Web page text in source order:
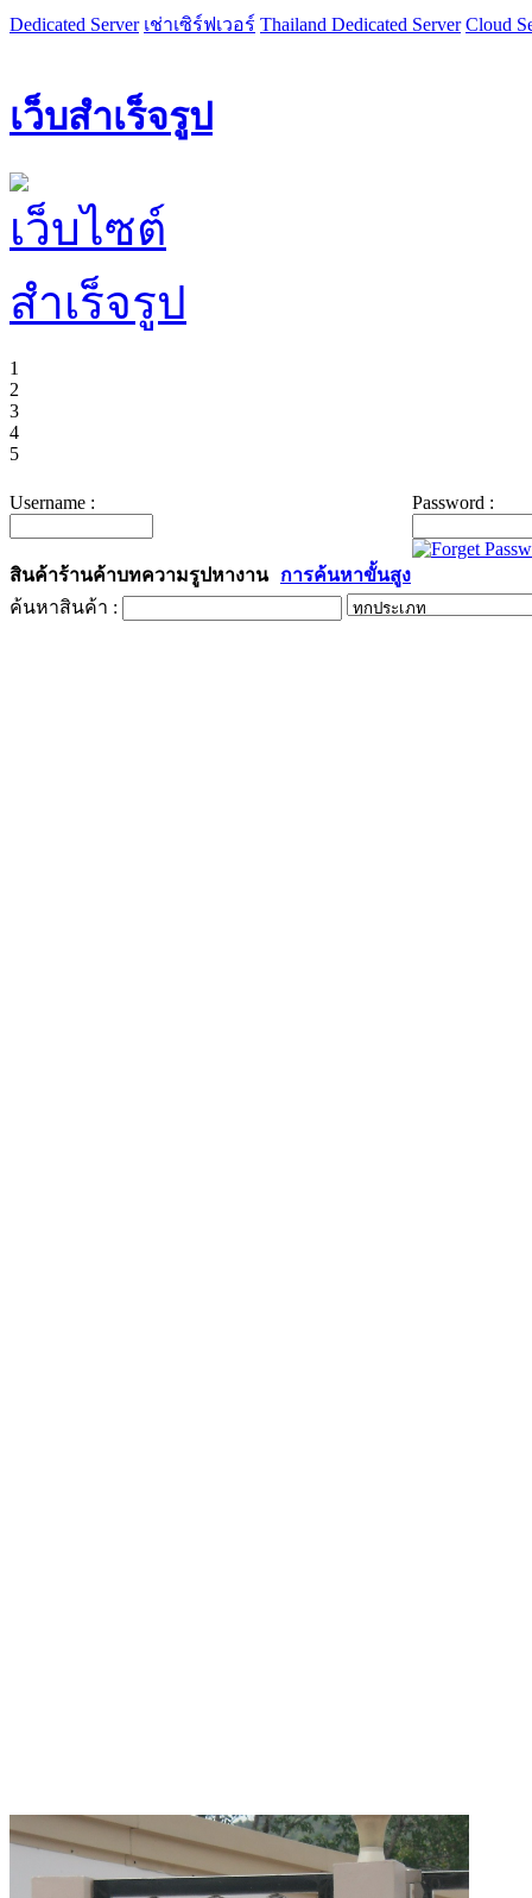
Dedicated Server เช่าเซิร์ฟเวอร์ Thailand Dedicated Server Cloud
เว็บสำเร็จรูป
1
2
3
4
5
Username : Password :
สินค้าร้านค้าบทความรูปหางาน
การค้นหาขั้นสูง
ค้นหาสินค้า :